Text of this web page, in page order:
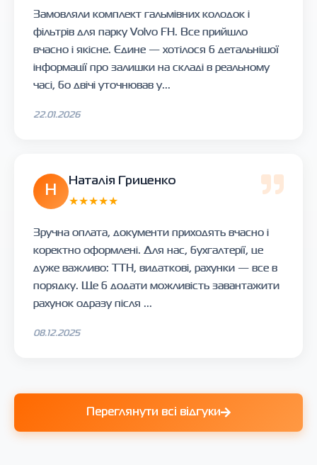
Замовляли комплект гальмівних колодок і
фільтрів для парку Volvo FH. Все прийшло
вчасно і якісне. Єдине — хотілося б детальнішої
інформації про залишки на складі в реальному
часі, бо двічі уточнював у...
22.01.2026
Н
Наталія Гриценко
★★★★★
Зручна оплата, документи приходять вчасно і
коректно оформлені. Для нас, бухгалтерії, це
дуже важливо: ТТН, видаткові, рахунки — все в
порядку. Ще б додати можливість завантажити
рахунок одразу після ...
08.12.2025
Переглянути всі відгуки